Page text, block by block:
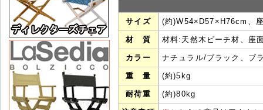
サイズ (約)W54×D57×H76cm、
材 質 材料:天然木ビーチ材、座
カラー ナチュラル/ブラック、ブ
重 量 (約)5kg
耐荷重 (約)80kg